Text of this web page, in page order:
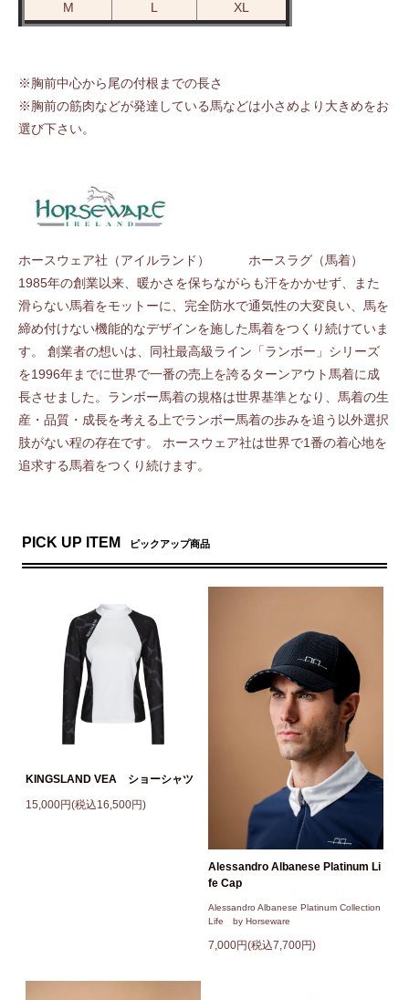
M L XL
※胸前中心から尾の付根までの長さ
※胸前の筋肉などが発達している馬などは小さめより大きめをお
選び下さい。
ホースウェア社（アイルランド） ホースラグ（馬着）
1985年の創業以来、暖かさを保ちながらも汗をかかせず、また
滑らない馬着をモットーに、完全防水で通気性の大変良い、馬を
締め付けない機能的なデザインを施した馬着をつくり続けていま
す。 創業者の想いは、同社最高級ライン「ランボー」シリーズ
を1996年までに世界で一番の売上を誇るターンアウト馬着に成
長させました。ランボー馬着の規格は世界基準となり、馬着の生
産・品質・成長を考える上でランボー馬着の歩みを追う以外選択
肢がない程の存在です。 ホースウェア社は世界で1番の着心地を
追求する馬着をつくり続けます。
PICK UP ITEM ピックアップ商品
KINGSLAND VEA ショーシャツ
15,000円(税込16,500円)
Alessandro Albanese Platinum Li
fe Cap
Alessandro Albanese Platinum Collection
Life by Horseware
7,000円(税込7,700円)